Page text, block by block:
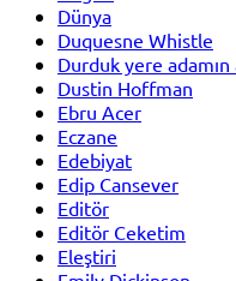
Dünya
Duquesne Whistle
Durduk yere adamın
Dustin Hoffman
Ebru Acer
Eczane
Edebiyat
Edip Cansever
Editör
Editör Ceketim
Eleştiri